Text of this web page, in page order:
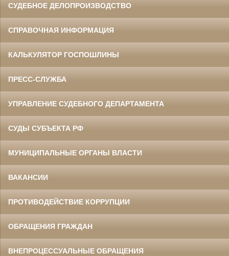
СУДЕБНОЕ ДЕЛОПРОИЗВОДСТВО
СПРАВОЧНАЯ ИНФОРМАЦИЯ
КАЛЬКУЛЯТОР ГОСПОШЛИНЫ
ПРЕСС-СЛУЖБА
УПРАВЛЕНИЕ СУДЕБНОГО ДЕПАРТАМЕНТА
СУДЫ СУБЪЕКТА РФ
МУНИЦИПАЛЬНЫЕ ОРГАНЫ ВЛАСТИ
ВАКАНСИИ
ПРОТИВОДЕЙСТВИЕ КОРРУПЦИИ
ОБРАЩЕНИЯ ГРАЖДАН
ВНЕПРОЦЕССУАЛЬНЫЕ ОБРАЩЕНИЯ